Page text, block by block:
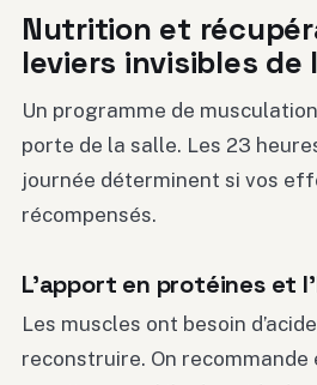
Nutrition et
leviers invisibles de
Un programme de
porte de la salle. Les 23
journée déterminent si vos
récompensés.
L’apport en protéines et
Les muscles ont besoin
reconstruire. On recommande